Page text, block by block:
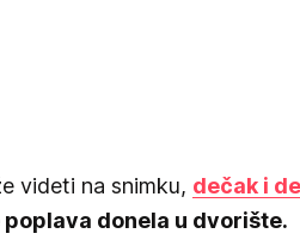
videti na snimku, dečak i
poplava donela u dvorište.